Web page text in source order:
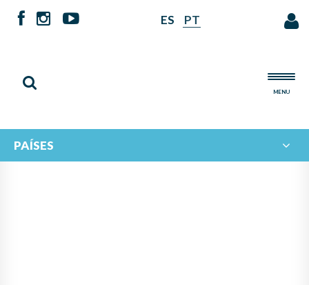
ES PT
MENU
PAÍSES